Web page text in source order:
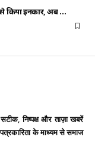
से किया इनकार, अब …
निष्पक्ष और ताज़ा खबरें
के माध्यम से समाज